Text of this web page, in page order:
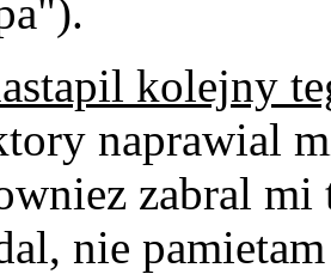
kolejny
naprawial
zabral mi
nie